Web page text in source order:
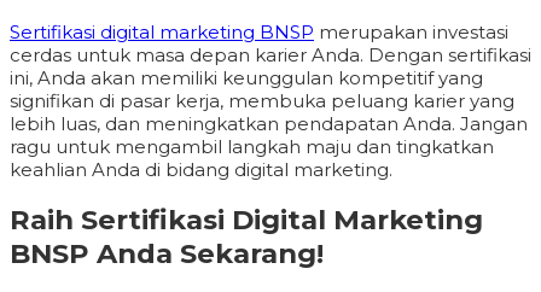
Sertifikasi digital marketing BNSP merupakan investasi
cerdas untuk masa depan karier Anda. Dengan sertifikasi
ini, Anda akan memiliki keunggulan kompetitif yang
signifikan di pasar kerja, membuka peluang karier yang
lebih luas, dan meningkatkan pendapatan Anda. Jangan
ragu untuk mengambil langkah maju dan tingkatkan
keahlian Anda di bidang digital marketing.
Raih Sertifikasi Digital Marketing
BNSP Anda Sekarang!